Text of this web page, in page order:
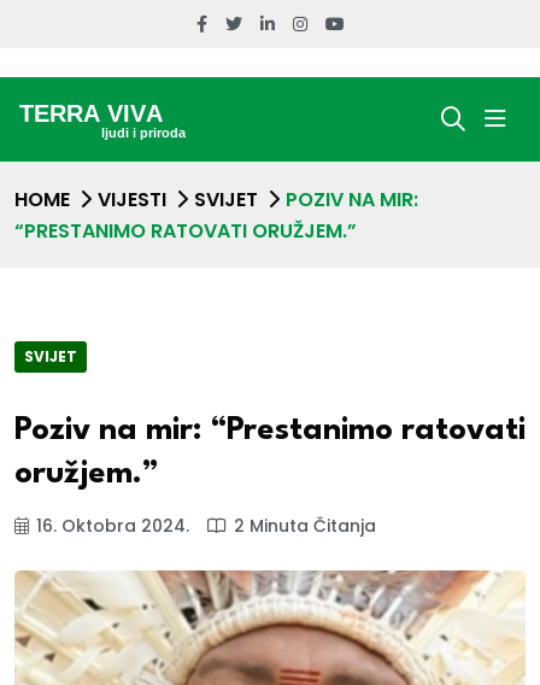
HOME VIJESTI SVIJET
POZIV NA MIR:
“PRESTANIMO RATOVATI ORUŽJEM.”
SVIJET
Poziv na mir: “Prestanimo ratovati
oružjem.”
16. Oktobra 2024. 2 Minuta Čitanja